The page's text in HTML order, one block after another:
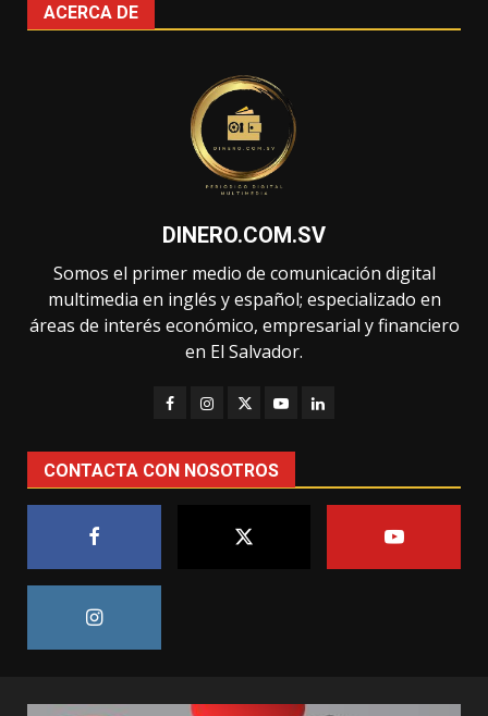
ACERCA DE
DINERO.COM.SV
Somos el primer medio de comunicación digital
multimedia en inglés y español; especializado en
áreas de interés económico, empresarial y financiero
en El Salvador.
CONTACTA CON NOSOTROS